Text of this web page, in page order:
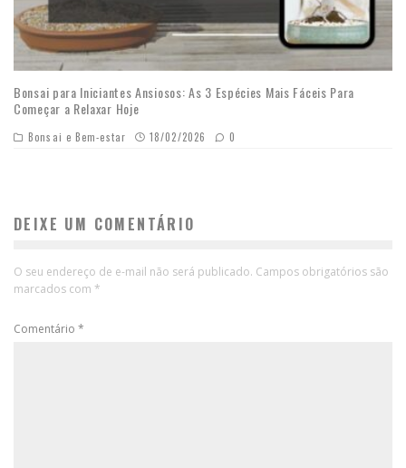
Bonsai para Iniciantes Ansiosos: As 3 Espécies Mais Fáceis Para
Começar a Relaxar Hoje
Bonsai e Bem-estar 18/02/2026 0
DEIXE UM COMENTÁRIO
O seu endereço de e-mail não será publicado. Campos obrigatórios são
marcados com *
Comentário *